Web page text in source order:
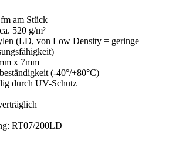
am Stück
520 g/m²
(LD, von Low Density = geringe
x 7mm
(-40°/+80°C)
durch UV-Schutz
RT07/200LD